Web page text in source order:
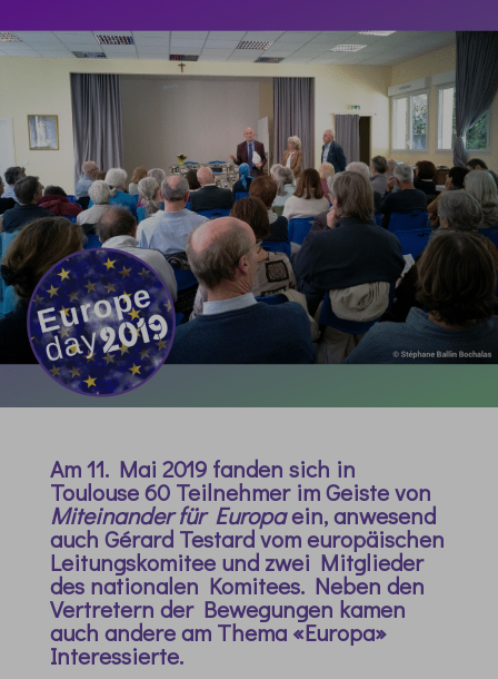
Am 11. Mai 2019 fanden sich in
Toulouse 60 Teilnehmer im Geiste von
Miteinander für Europaein, anwesend
auch Gérard Testard vom europäischen
Leitungskomitee und zwei Mitglieder
des nationalen Komitees. Neben den
Vertretern der Bewegungen kamen
auch andere am Thema «Europa»
Interessierte.